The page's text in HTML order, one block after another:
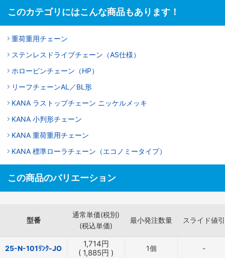
このカテゴリにはこんな商品もあります！
重荷重用チェーン
ステンレスドライブチェーン（AS仕様）
ホローピンチェーン（HP）
リーフチェーンAL／BL形
KANA ラストップチェーン ニッケルメッキ
KANA 小判形チェーン
KANA 重荷重用チェーン
KANA 標準ローラチェーン（エコノミータイプ）
この商品のバリエーション
型番
通常単価(税別)
(税込単価)
最小発注数量 スライド値引
25-N-101ﾘﾝｸ-JO 1,714円
( 1,885円 ) 1個 -